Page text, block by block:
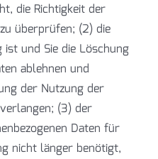
die Richtigkeit der
überprüfen; (2) die
und Sie die Löschung
ablehnen und
der Nutzung der
(3) der
Daten für
nicht länger benötigt,